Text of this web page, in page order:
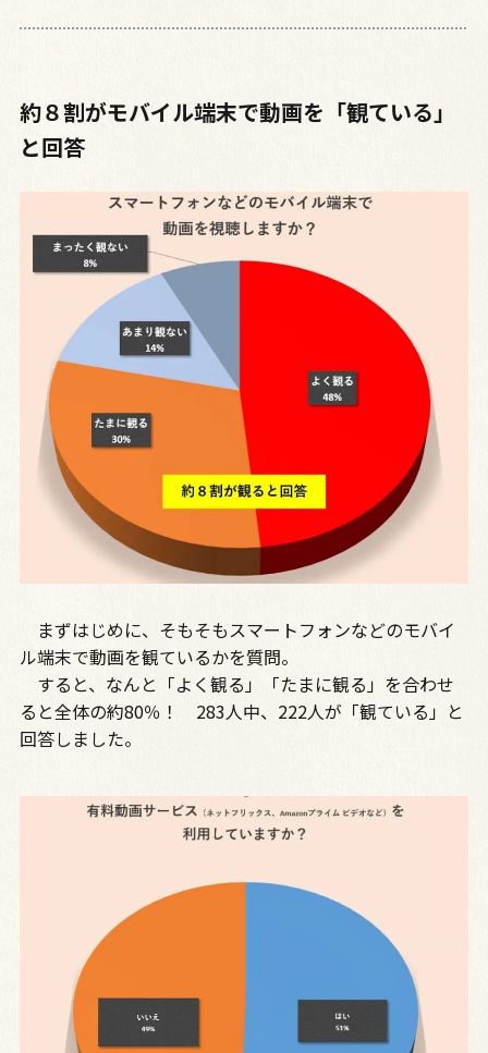
約８割がモバイル端末で動画を「観ている」
と回答
まずはじめに、そもそもスマートフォンなどのモバイ
ル端末で動画を観ているかを質問。
すると、なんと「よく観る」「たまに観る」を合わせ
ると全体の約80％！ 283人中、222人が「観ている」と
回答しました。